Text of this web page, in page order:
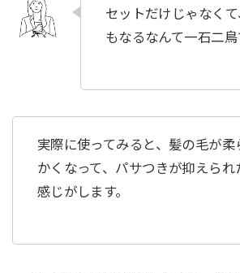
セットだけじゃなく
もなるなんて一石二鳥
実際に使ってみると、髪の毛が柔
かくなって、パサつきが抑えられ
感じがします。